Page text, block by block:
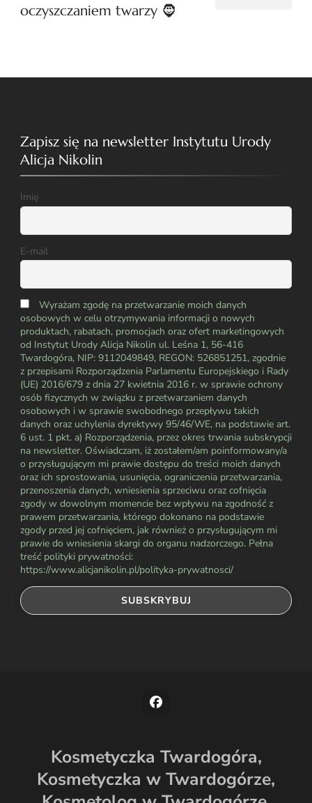
oczyszczaniem twarzy 🧔
Zapisz się na newsletter Instytutu Urody
Alicja Nikolin
Imię
E-mail
Wyrażam zgodę na przetwarzanie moich danych
osobowych w celu otrzymywania informacji o nowych
produktach, rabatach, promocjach oraz ofert marketingowych
od Instytut Urody Alicja Nikolin ul. Leśna 1, 56-416
Twardogóra, NIP: 9112049849, REGON: 526851251, zgodnie
z przepisami Rozporządzenia Parlamentu Europejskiego i Rady
(UE) 2016/679 z dnia 27 kwietnia 2016 r. w sprawie ochrony
osób fizycznych w związku z przetwarzaniem danych
osobowych i w sprawie swobodnego przepływu takich
danych oraz uchylenia dyrektywy 95/46/WE, na podstawie art.
6 ust. 1 pkt. a) Rozporządzenia, przez okres trwania subskrypcji
na newsletter. Oświadczam, iż zostałem/am poinformowany/a
o przysługującym mi prawie dostępu do treści moich danych
oraz ich sprostowania, usunięcia, ograniczenia przetwarzania,
przenoszenia danych, wniesienia sprzeciwu oraz cofnięcia
zgody w dowolnym momencie bez wpływu na zgodność z
prawem przetwarzania, którego dokonano na podstawie
zgody przed jej cofnięciem, jak również o przysługującym mi
prawie do wniesienia skargi do organu nadzorczego. Pełna
treść polityki prywatności:
https://www.alicjanikolin.pl/polityka-prywatnosci/
Kosmetyczka Twardogóra,
Kosmetyczka w Twardogórze,